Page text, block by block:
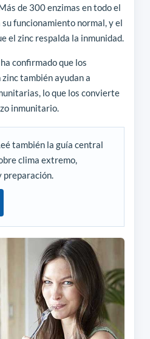
de 300 enzimas en todo el
funcionamiento normal, y el
el zinc respalda la inmunidad.
confirmado que los
también ayudan a
lo que los convierte
inmunitario.
también la guía central
clima extremo,
preparación.